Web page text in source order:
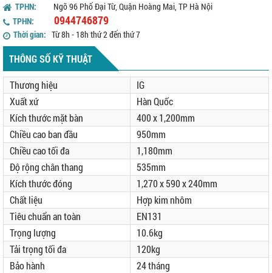
TPHN:
Ngõ 96 Phố Đại Từ, Quận Hoàng Mai, TP Hà Nội
TPHN:
0944746879
Thời gian: Từ 8h - 18h thứ 2 đến thứ 7
THÔNG SỐ KỸ THUẬT
Thương hiệu
IG
Xuất xứ
Hàn Quốc
Kích thước mặt bàn
400 x 1,200mm
Chiều cao ban đầu
950mm
Chiều cao tối đa
1,180mm
Độ rộng chân thang
535mm
Kích thước đóng
1,270 x 590 x 240mm
Chất liệu
Hợp kim nhôm
Tiêu chuẩn an toàn
EN131
Trọng lượng
10.6kg
Tải trọng tối đa
120kg
Bảo hành
24 tháng